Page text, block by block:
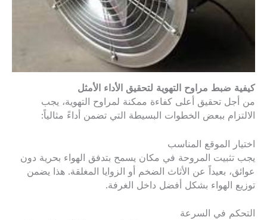
كيفية ضبط مراوح التهوية لتحقيق الأداء الأمثل
من أجل تحقيق أعلى كفاءة ممكنة لمراوح التهوية، يجب
الالتزام ببعض الخطوات البسيطة التي تضمن أداءً مثالياً:
اختيار الموقع المناسب
يجب تثبيت المروحة في مكان يسمح بتدفق الهواء بحرية دون
عوائق، بعيداً عن الأثاث الضخم أو الزوايا المغلقة. هذا يضمن
توزيع الهواء بشكل أفضل داخل الغرفة.
التحكم في السرعة